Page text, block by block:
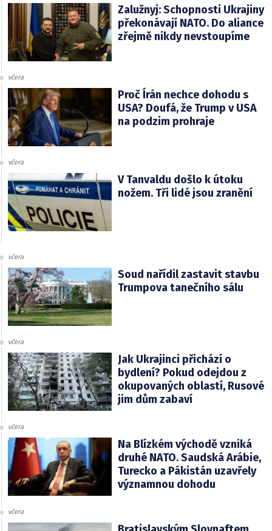
Zalužnyj: Schopnosti Ukrajiny
překonávají NATO. Do aliance
zřejmě nikdy nevstoupíme
včera
Proč Írán nechce dohodu s
USA? Doufá, že Trump v USA
na podzim prohraje
včera
V Tanvaldu došlo k útoku
nožem. Tři lidé jsou zranění
včera
Soud nařídil zastavit stavbu
Trumpova tanečního sálu
včera
Jak Ukrajinci přichází o
bydlení? Pokud odejdou z
okupovaných oblastí, Rusové
jim dům zabaví
včera
Na Blízkém východě vzniká
druhé NATO. Saudská Arábie,
Turecko a Pákistán uzavřely
významnou dohodu
včera